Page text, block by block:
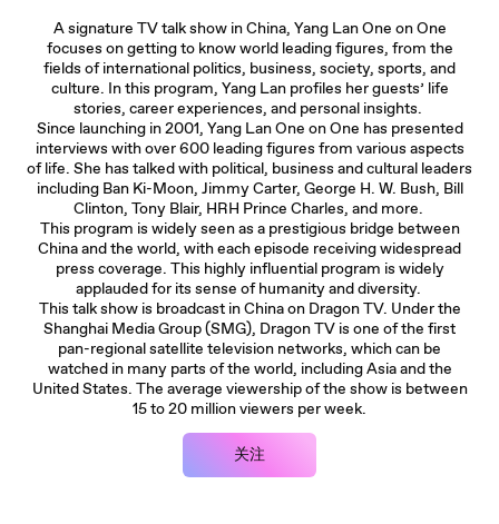
A signature TV talk show in China, Yang Lan One on One
focuses on getting to know world leading figures, from the
fields of international politics, business, society, sports, and
culture. In this program, Yang Lan profiles her guests’ life
stories, career experiences, and personal insights.
Since launching in 2001, Yang Lan One on One has presented
interviews with over 600 leading figures from various aspects
of life. She has talked with political, business and cultural leaders
including Ban Ki-Moon, Jimmy Carter, George H. W. Bush, Bill
Clinton, Tony Blair, HRH Prince Charles, and more.
This program is widely seen as a prestigious bridge between
China and the world, with each episode receiving widespread
press coverage. This highly influential program is widely
applauded for its sense of humanity and diversity.
This talk show is broadcast in China on Dragon TV. Under the
Shanghai Media Group (SMG), Dragon TV is one of the first
pan-regional satellite television networks, which can be
watched in many parts of the world, including Asia and the
United States. The average viewership of the show is between
15 to 20 million viewers per week.
关注